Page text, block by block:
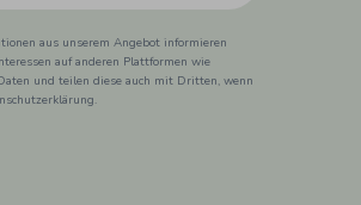
aus unserem Angebot informieren
auf anderen Plattformen wie
und teilen diese auch mit Dritten, wenn